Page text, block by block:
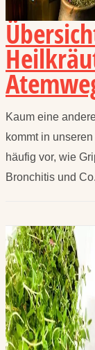
Kaum eine
kommt in
häufig vor, wie
Bronchitis und